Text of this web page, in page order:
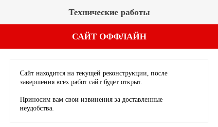
Технические работы
САЙТ ОФФЛАЙН
Сайт находится на текущей реконструкции, после
завершения всех работ сайт будет открыт.
Приносим вам свои извинения за доставленные
неудобства.